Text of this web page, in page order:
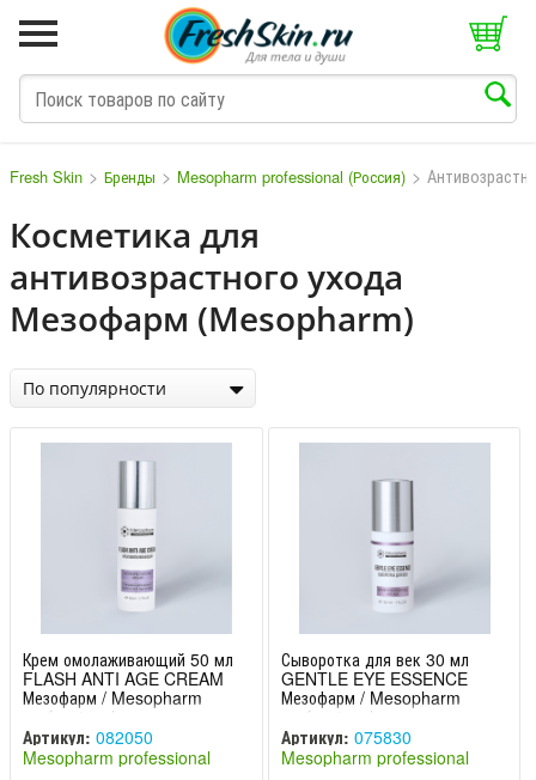
Fresh Skin > Бренды > Mesopharm professional (Россия) >
Косметика для
антивозрастного ухода
Мезофарм (Mesopharm)
По популярности
Крем омолаживающий 50 мл
FLASH ANTI AGE CREAM
Мезофарм / Mesopharm
professional
Артикул: 082050
Mesopharm professional
Сыворотка для век 30 мл
GENTLE EYE ESSENCE
Мезофарм / Mesopharm
professional
Артикул: 075830
Mesopharm professional
M N O P Q S T V